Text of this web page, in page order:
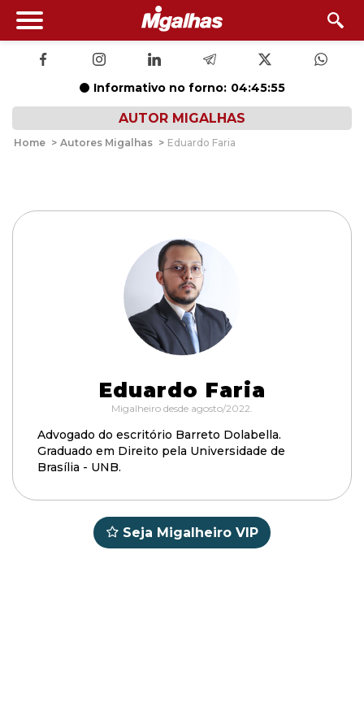
Informativo no forno: 04:45:55
AUTOR MIGALHAS
Home > Autores Migalhas > Eduardo Faria
Eduardo Faria
Migalheiro desde agosto/2022.
Advogado do escritório Barreto Dolabella.
Graduado em Direito pela Universidade de
Brasília - UNB.
Seja Migalheiro VIP